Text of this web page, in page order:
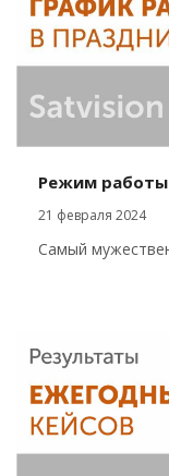
Режим
21 февраля 2024
Самый